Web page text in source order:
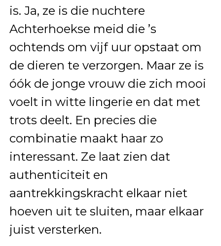
is. Ja, ze is die nuchtere
Achterhoekse meid die ’s
ochtends om vijf uur opstaat om
de dieren te verzorgen. Maar ze is
óók de jonge vrouw die zich mooi
voelt in witte lingerie en dat met
trots deelt. En precies die
combinatie maakt haar zo
interessant. Ze laat zien dat
authenticiteit en
aantrekkingskracht elkaar niet
hoeven uit te sluiten, maar elkaar
juist versterken.